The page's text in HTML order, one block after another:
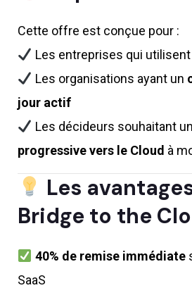
Cette offre est conçue pour :
Les entreprises qui
Les organisations ayant un
jour actif
Les décideurs souhaitant
progressive vers le Cloud à
Les
Bridge to the
40% de remise immédiate
SaaS